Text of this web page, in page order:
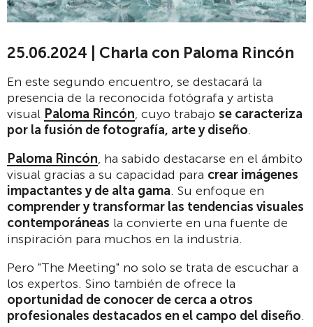
25.06.2024 | Charla con Paloma Rincón
En este segundo encuentro, se destacará la
presencia de la reconocida fotógrafa y artista
visual Paloma Rincón, cuyo trabajo se caracteriza
por la fusión de fotografía, arte y diseño.
Paloma Rincón, ha sabido destacarse en el ámbito
visual gracias a su capacidad para crear imágenes
impactantes y de alta gama. Su enfoque en
comprender y transformar las tendencias visuales
contemporáneas la convierte en una fuente de
inspiración para muchos en la industria.
Pero "The Meeting" no solo se trata de escuchar a
los expertos. Sino también de ofrece la
oportunidad de conocer de cerca a otros
profesionales destacados en el campo del diseño.